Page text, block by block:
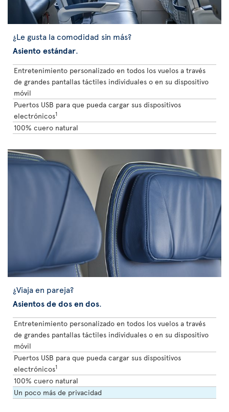
¿Le gusta la comodidad sin más?
Asiento estándar.
Entretenimiento personalizado en todos los vuelos a través
de grandes pantallas táctiles individuales o en su dispositivo
móvil
Puertos USB para que pueda cargar sus dispositivos
electrónicos1
100% cuero natural
¿Viaja en pareja?
Asientos de dos en dos.
Entretenimiento personalizado en todos los vuelos a través
de grandes pantallas táctiles individuales o en su dispositivo
móvil
Puertos USB para que pueda cargar sus dispositivos
electrónicos1
100% cuero natural
Un poco más de privacidad